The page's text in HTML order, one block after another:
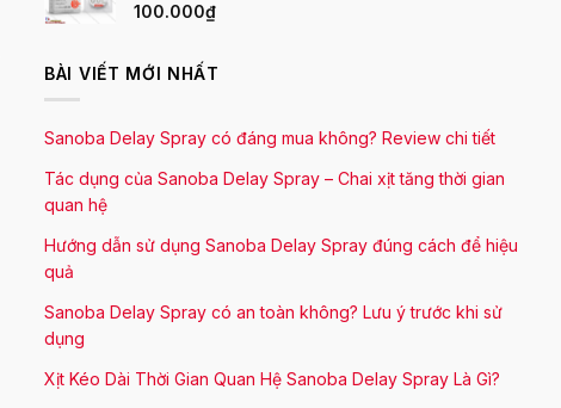
100.000₫
BÀI VIẾT MỚI NHẤT
Sanoba Delay Spray có đáng mua không? Review chi tiết
Tác dụng của Sanoba Delay Spray – Chai xịt tăng thời gian
quan hệ
Hướng dẫn sử dụng Sanoba Delay Spray đúng cách để hiệu
quả
Sanoba Delay Spray có an toàn không? Lưu ý trước khi sử
dụng
Xịt Kéo Dài Thời Gian Quan Hệ Sanoba Delay Spray Là Gì?